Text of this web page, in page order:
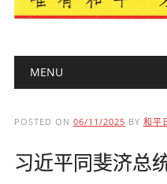
Main menu
MENU
POSTED ON 06/11/2025 BY 和平
习近平同斐济总